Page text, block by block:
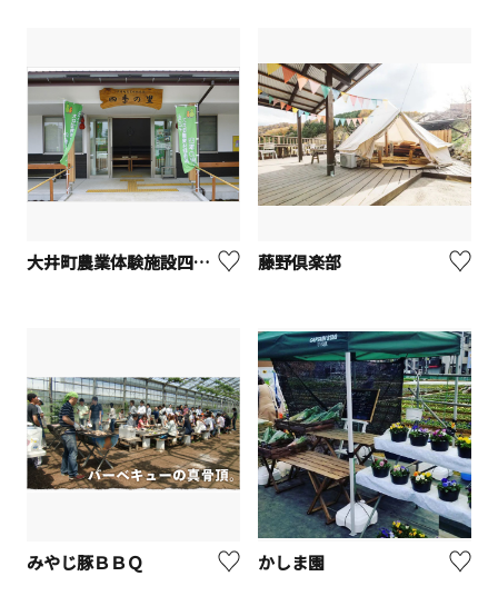
大井町農業体験施設四季の里 藤野倶楽部
みやじ豚ＢＢＱ かしま園